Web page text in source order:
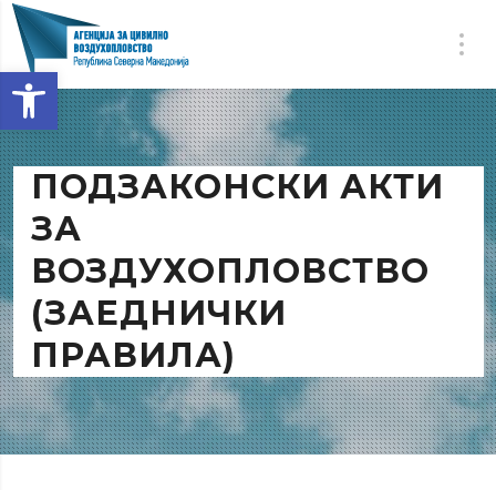
Open toolbar
ПОДЗАКОНСКИ АКТИ
ЗА
ВОЗДУХОПЛОВСТВО
(ЗАЕДНИЧКИ
ПРАВИЛА)